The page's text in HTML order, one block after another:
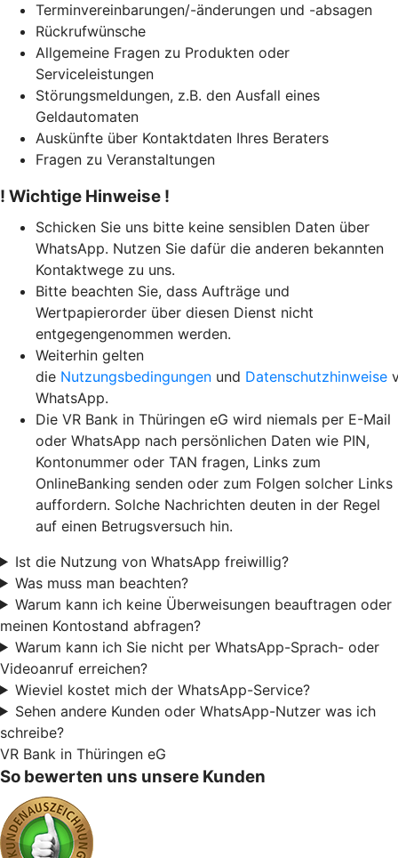
Terminvereinbarungen/-änderungen und -absagen
Rückrufwünsche
Allgemeine Fragen zu Produkten oder
Serviceleistungen
Störungsmeldungen, z.B. den Ausfall eines
Geldautomaten
Auskünfte über Kontaktdaten Ihres Beraters
Fragen zu Veranstaltungen
! Wichtige Hinweise !
Schicken Sie uns bitte keine sensiblen Daten über
WhatsApp. Nutzen Sie dafür die anderen bekannten
Kontaktwege zu uns.
Bitte beachten Sie, dass Aufträge und
Wertpapierorder über diesen Dienst nicht
entgegengenommen werden.
Weiterhin gelten
die Nutzungsbedingungen und Datenschutzhinweise
WhatsApp.
Die VR Bank in Thüringen eG wird niemals per E-Mail
oder WhatsApp nach persönlichen Daten wie PIN,
Kontonummer oder TAN fragen, Links zum
OnlineBanking senden oder zum Folgen solcher Links
auffordern. Solche Nachrichten deuten in der Regel
auf einen Betrugsversuch hin.
Ist die Nutzung von WhatsApp freiwillig?
Was muss man beachten?
Warum kann ich keine Überweisungen beauftragen oder
meinen Kontostand abfragen?
Warum kann ich Sie nicht per WhatsApp-Sprach- oder
Videoanruf erreichen?
Wieviel kostet mich der WhatsApp-Service?
Sehen andere Kunden oder WhatsApp-Nutzer was ich
schreibe?
VR Bank in Thüringen eG
So bewerten uns unsere Kunden